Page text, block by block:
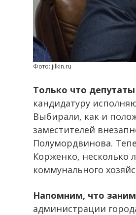
Фото: jilkin.ru
Только что
кандидатуру
Выбирали, как и
заместителей
Полумордвинова.
Корженко,
коммунального
Напомним, что
администрации